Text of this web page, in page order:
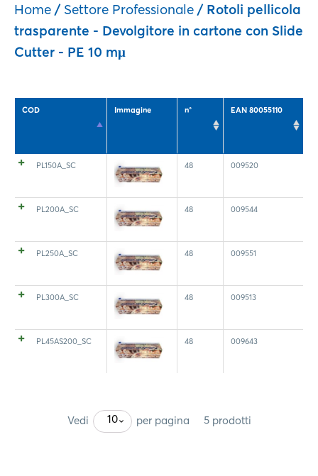
Home / Settore Professionale / Rotoli pellicola
trasparente - Devolgitore in cartone con Slide
Cutter - PE 10 mμ
COD Immagine n° EAN 80055110
PL150A_SC 48 009520
PL200A_SC 48 009544
PL250A_SC 48 009551
PL300A_SC 48 009513
PL45AS200_SC 48 009643
Vedi 10 per pagina 5 prodotti